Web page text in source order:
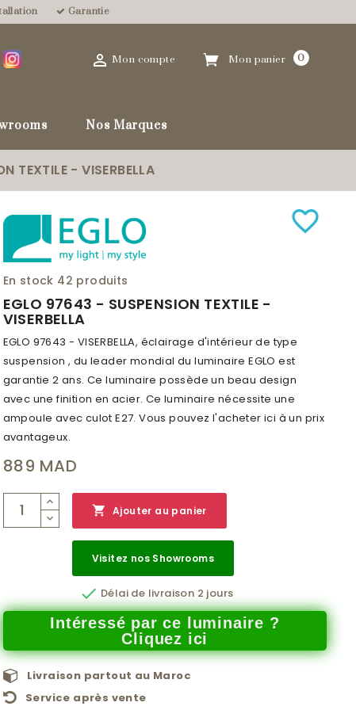
Garantie
Mon panier 0
 Mon compte
Nos Marques
TEXTILE - VISERBELLA
En stock 42 produits
EGLO 97643 - SUSPENSION TEXTILE -
VISERBELLA
EGLO 97643 - VISERBELLA, éclairage d'intérieur de type
suspension , du leader mondial du luminaire EGLO est
garantie 2 ans. Ce luminaire possède un beau design
avec une finition en acier. Ce luminaire nécessite une
ampoule avec culot E27. Vous pouvez l'acheter ici à un prix
avantageux.
favorite_border
889 MAD
 Ajouter au panier
Visitez nos Showrooms
 Délai de livraison 2 jours
Intéressé par ce luminaire ?
Cliquez ici
Livraison partout au Maroc
Service après vente